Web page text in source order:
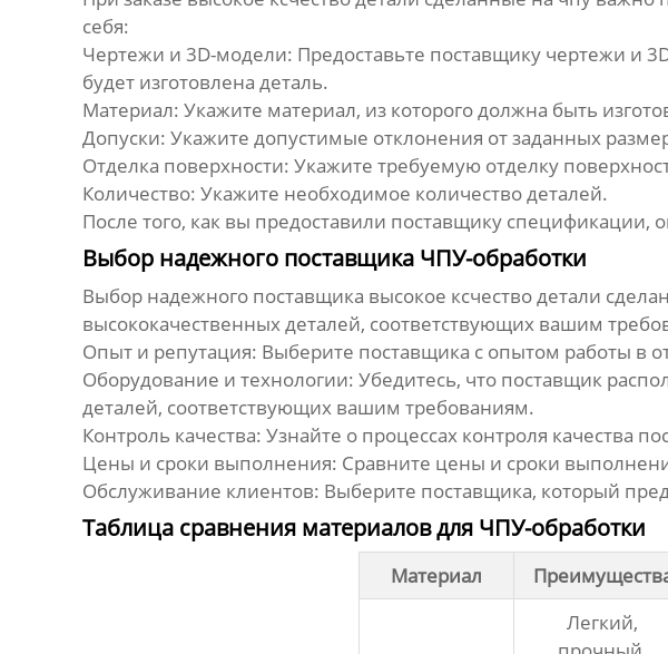
себя:
Чертежи и 3D-модели: Предоставьте поставщику чертежи и
будет изготовлена деталь.
Материал: Укажите материал, из которого должна быть
Допуски: Укажите допустимые отклонения от заданных
Отделка поверхности: Укажите требуемую отделку
Количество: Укажите необходимое количество деталей.
После того, как вы предоставили поставщику
Выбор надежного поставщика ЧПУ-обработки
Выбор надежного поставщика высокое ксчество детали
высококачественных деталей, соответствующих вашим
Опыт и репутация: Выберите поставщика с опытом работы в
Оборудование и технологии: Убедитесь, что поставщик
деталей, соответствующих вашим требованиям.
Контроль качества: Узнайте о процессах контроля качества
Цены и сроки выполнения: Сравните цены и сроки
Обслуживание клиентов: Выберите поставщика, который
Таблица сравнения материалов для ЧПУ-обработки
Материал
Легкий,